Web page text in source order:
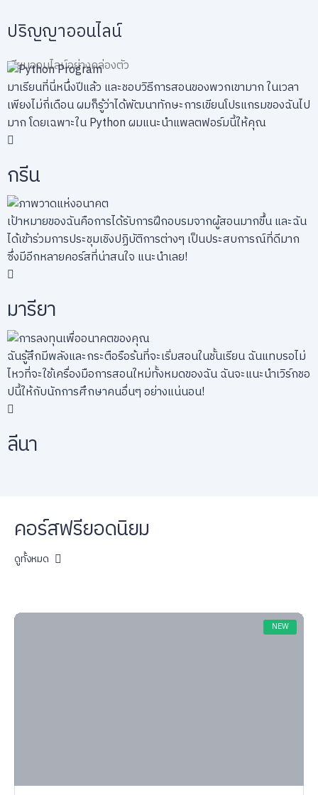
ปริญญาออนไลน์
เรียนออนไลน์อย่างคล่องตัว
มาเรียนที่นี่หนึ่งปีแล้ว และชอบวิธีการสอนของพวกเขามาก ในเวลา
เพียงไม่กี่เดือน ผมก็รู้ว่าได้พัฒนาทักษะการเขียนโปรแกรมของฉันไป
มาก โดยเฉพาะใน Python ผมแนะนำแพลตฟอร์มนี้ให้คุณ
กรีน
เป้าหมายของฉันคือการได้รับการฝึกอบรมจากผู้สอนมากขึ้น และฉัน
ได้เข้าร่วมการประชุมเชิงปฏิบัติการต่างๆ เป็นประสบการณ์ที่ดีมาก
ซึ่งมีอีกหลายคอร์สที่น่าสนใจ แนะนำเลย!
มารียา
ฉันรู้สึกมีพลังและกระตือรือร้นที่จะเริ่มสอนในชั้นเรียน ฉันแทบรอไม่
ไหวที่จะใช้เครื่องมือการสอนใหม่ทั้งหมดของฉัน ฉันจะแนะนำเวิร์กชอ
ปนี้ให้กับนักการศึกษาคนอื่นๆ อย่างแน่นอน!
ลีนา
คอร์สฟรียอดนิยม
ดูทั้งหมด
NEW